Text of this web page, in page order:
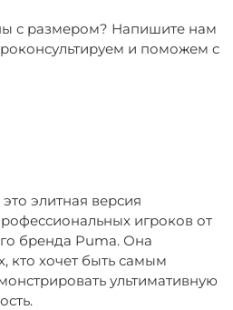
с размером? Напишите нам
и поможем с
элитная версия
игроков от
бренда Puma. Она
кто хочет быть самым
ультимативную